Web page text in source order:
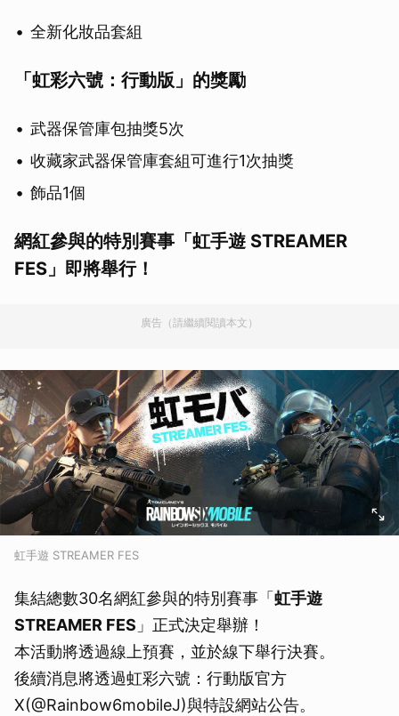
全新化妝品套組
「虹彩六號：行動版」的獎勵
武器保管庫包抽獎5次
收藏家武器保管庫套組可進行1次抽獎
飾品1個
網紅參與的特別賽事「虹手遊 STREAMER
FES」即將舉行！
廣告（請繼續閱讀本文）
虹手遊 STREAMER FES
集結總數30名網紅參與的特別賽事「 虹手遊
STREAMER FES 」正式決定舉辦！
本活動將透過線上預賽，並於線下舉行決賽。
後續消息將透過虹彩六號：行動版官方
X(@Rainbow6mobileJ)與特設網站公告。